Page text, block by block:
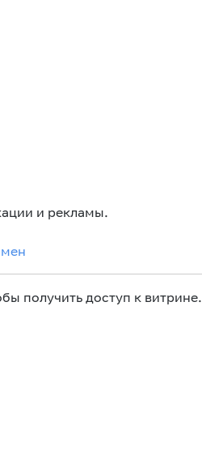
и рекламы.
получить доступ к витрине.